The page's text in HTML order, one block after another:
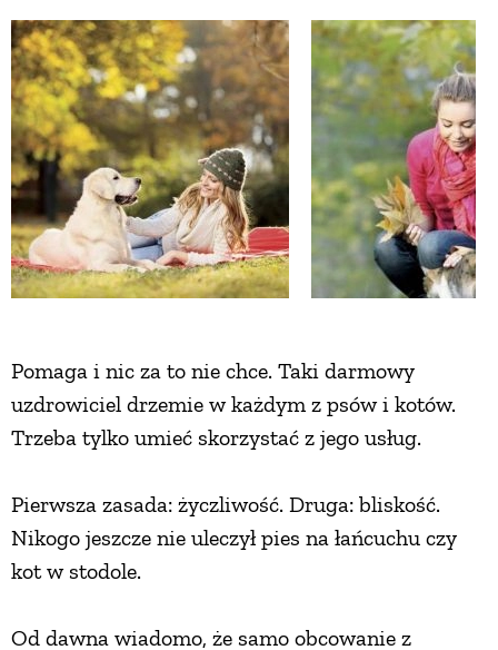
Pomaga i nic za to nie chce. Taki darmowy
uzdrowiciel drzemie w każdym z psów i kotów.
Trzeba tylko umieć skorzystać z jego usług.
Pierwsza zasada: życzliwość. Druga: bliskość.
Nikogo jeszcze nie uleczył pies na łańcuchu czy
kot w stodole.
Od dawna wiadomo, że samo obcowanie z
ZWIERZĘTA W NATURZE
GRZYBY
KRAJOBRAZ
RĘKODZIEŁO
RZEMIOSŁO
ZWYCZAJE
ZRÓB TO SAM
ŚNIADANIA